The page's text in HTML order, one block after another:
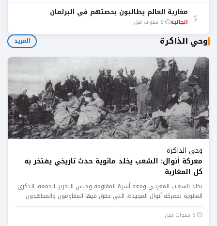
5 مغاربة العالم يطالبون بحصتهم في البرلمان
الجالية
وحي الذاكرة المزيد
وحي الذاكرة
معركة أنوال: الشعب يخلد مائوية حدث تاريخي يفتخر به
كل المغاربة
يخلد الشعـب المغربـي ومعه أسرة المقاومة وجيش التحرير، الجمعة، الذكرى
المائوية لمعركة أنوال المجيدة، التي حقق فيها المقاومون والمجاهدون
المغاربة...